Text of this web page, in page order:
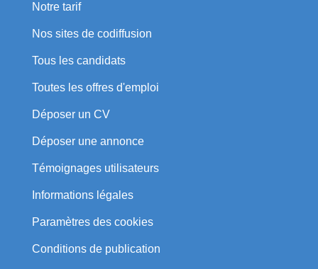
Notre tarif
Nos sites de codiffusion
Tous les candidats
Toutes les offres d'emploi
Déposer un CV
Déposer une annonce
Témoignages utilisateurs
Informations légales
Paramètres des cookies
Conditions de publication